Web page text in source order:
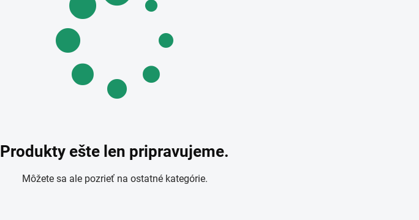
Produkty ešte len pripravujeme.
Môžete sa ale pozrieť na ostatné kategórie.